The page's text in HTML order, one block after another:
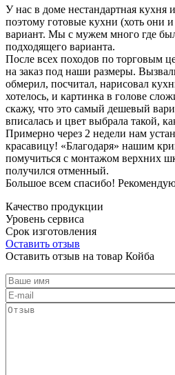
У нас в доме нестандартная кухня
поэтому готовые кухни (хоть они
вариант. Мы с мужем много где
подходящего варианта.
После всех походов по торговым
на заказ под наши размеры.
обмерил, посчитал, нарисовал
хотелось, и картинка в голове
скажу, что это самый дешевый
вписалась и цвет выбрала такой,
Примерно через 2 недели нам
красавицу! «Благодаря» нашим
помучиться с монтажом верхних
получился отменный.
Большое всем спасибо!
Качество продукции
Уровень сервиса
Срок изготовления
Оставить отзыв
Оставить отзыв на товар Койба